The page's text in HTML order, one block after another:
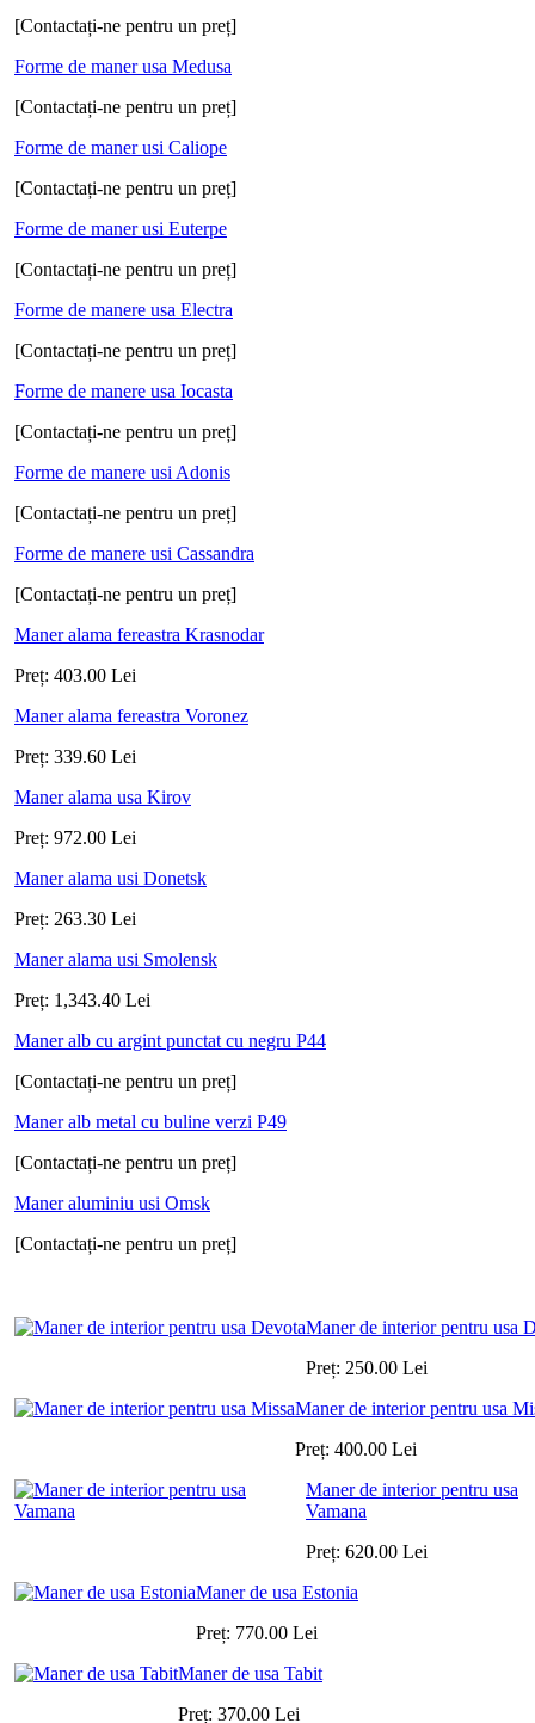
[Contactați-ne pentru un preț]
Forme de maner usa Medusa
[Contactați-ne pentru un preț]
Forme de maner usi Caliope
[Contactați-ne pentru un preț]
Forme de maner usi Euterpe
[Contactați-ne pentru un preț]
Forme de manere usa Electra
[Contactați-ne pentru un preț]
Forme de manere usa Iocasta
[Contactați-ne pentru un preț]
Forme de manere usi Adonis
[Contactați-ne pentru un preț]
Forme de manere usi Cassandra
[Contactați-ne pentru un preț]
Maner alama fereastra Krasnodar
Preț: 403.00 Lei
Maner alama fereastra Voronez
Preț: 339.60 Lei
Maner alama usa Kirov
Preț: 972.00 Lei
Maner alama usi Donetsk
Preț: 263.30 Lei
Maner alama usi Smolensk
Preț: 1,343.40 Lei
Maner alb cu argint punctat cu negru P44
[Contactați-ne pentru un preț]
Maner alb metal cu buline verzi P49
[Contactați-ne pentru un preț]
Maner aluminiu usi Omsk
[Contactați-ne pentru un preț]
Maner de interior pentru usa
Preț: 250.00 Lei
Maner de interior pentru usa
Preț: 400.00 Lei
Maner de interior pentru usa
Vamana
Preț: 620.00 Lei
Maner de usa Estonia
Preț: 770.00 Lei
Maner de usa Tabit
Preț: 370.00 Lei